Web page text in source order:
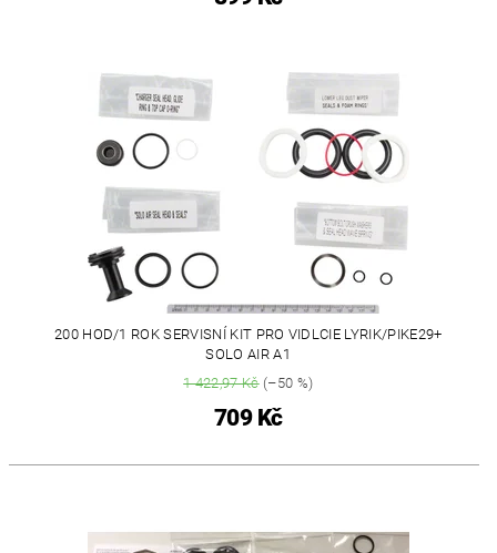
200 HOD/1 ROK SERVISNÍ KIT PRO VIDLCIE LYRIK/PIKE29+
SOLO AIR A1
1 422,97 Kč(–50 %)
709 Kč